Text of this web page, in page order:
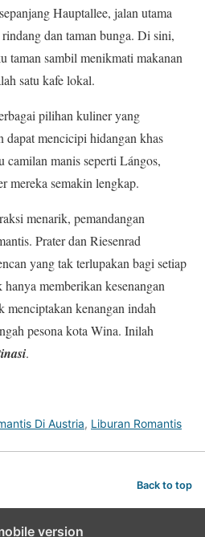
Hauptallee, jalan utama
dan taman bunga. Di sini,
taman sambil menikmati makanan
satu kafe lokal.
pilihan kuliner yang
dapat mencicipi hidangan khas
camilan manis seperti Lángos,
mereka semakin lengkap.
menarik, pemandangan
Prater dan Riesenrad
yang tak terlupakan bagi setiap
memberikan kesenangan
menciptakan kenangan indah
pesona kota Wina. Inilah
.
Di Austria, Liburan Romantis
Back to top
version